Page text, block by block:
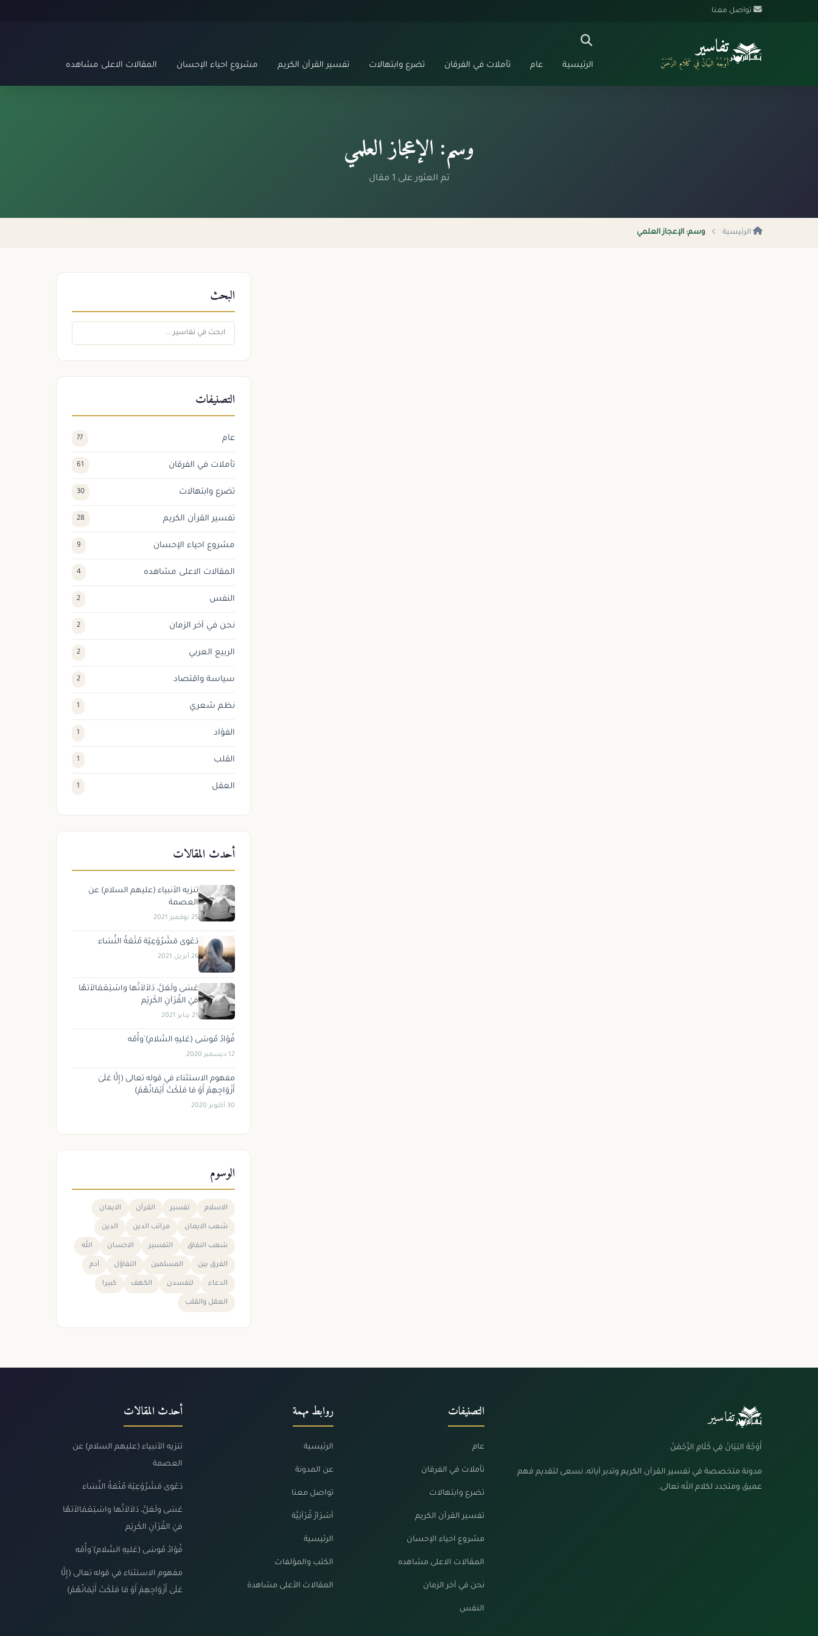
تواصل معنا
تفاسير
أَوْجُهُ البَيَانْ فِي كَلَامِ الرَّحْمَنْ الرئيسية عام تأملات في الفرقان تضرع وابتهالات تفسير القرآن الكريم مشروع احياء الإحسان المقالات الاعلى مشاهده
وسم: الإعجاز العلمي
تم العثور على 1 مقال
الرئيسية وسم: الإعجاز العلمي
البحث
التصنيفات
عام 77
تأملات في الفرقان 61
تضرع وابتهالات 30
تفسير القرآن الكريم 28
مشروع احياء الإحسان 9
المقالات الاعلى مشاهده 4
النفس 2
نحن في آخر الزمان 2
الربيع العربي 2
سياسة واقتصاد 2
نظم شعري 1
الفؤاد 1
القلب 1
العقل 1
أحدث المقالات
تنزيه الأنبياء (عليهم السلام) عن
العصمة
25 نوفمبر 2021
دَعْوى مَشْرُوْعِيّة مُتْعَةُ النِّسَاء
26 أبريل 2021
عَسَى ولَعَلَّ، دَلاَلاَتُها واسْتِعْمَالاَتهُا
فيْ القُرْآنِ الكَرِيْم
21 يناير 2021
فُؤادُ مُوسَى (عَليهِ السَّلام) َوأُمّه
12 ديسمبر 2020
مفهوم الاستثناء في قوله تعالى (إِلَّا عَلَىٰ
أَزْوَاجِهِمْ أَوْ مَا مَلَكَتْ أَيْمَانُهُمْ)
30 أكتوبر 2020
الوسوم
الاسلام تفسير القرآن الايمان
شعب الايمان مراتب الدين الدين
شعب النفاق التفسير الاحسان الله
الفرق بين المسلمين التفاؤل آدم
الدعاء لتفسدن الكهف كبيرا
العقل والقلب
تفاسير
أَوْجُهُ البَيَانْ فِي كَلَامِ الرَّحْمَنْ
مدونة متخصصة في تفسير القرآن الكريم وتدبر آياته، نسعى لتقديم فهم
عميق ومتجدد لكلام الله تعالى.
التصنيفات
عام
تأملات في الفرقان
تضرع وابتهالات
تفسير القرآن الكريم
مشروع احياء الإحسان
المقالات الاعلى مشاهده
نحن في آخر الزمان
النفس
روابط مهمة
الرئيسية
عن المدونة
تواصل معنا
أسْرَارٌ قُرْآنِيَّة
الرئيسية
الكتب والمؤلفات
المقالات الأعلى مشاهدة
أحدث المقالات
تنزيه الأنبياء (عليهم السلام) عن
العصمة
دَعْوى مَشْرُوْعِيّة مُتْعَةُ النِّسَاء
عَسَى ولَعَلَّ، دَلاَلاَتُها واسْتِعْمَالاَتهُا
فيْ القُرْآنِ الكَرِيْم
فُؤادُ مُوسَى (عَليهِ السَّلام) َوأُمّه
مفهوم الاستثناء في قوله تعالى (إِلَّا
عَلَىٰ أَزْوَاجِهِمْ أَوْ مَا مَلَكَتْ أَيْمَانُهُمْ)